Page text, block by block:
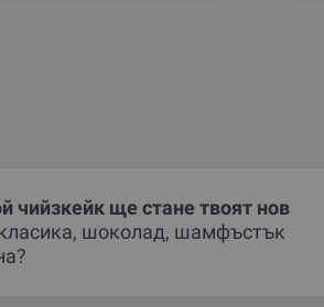
чийзкейк ще стане твоят нов
шоколад, шамфъстък